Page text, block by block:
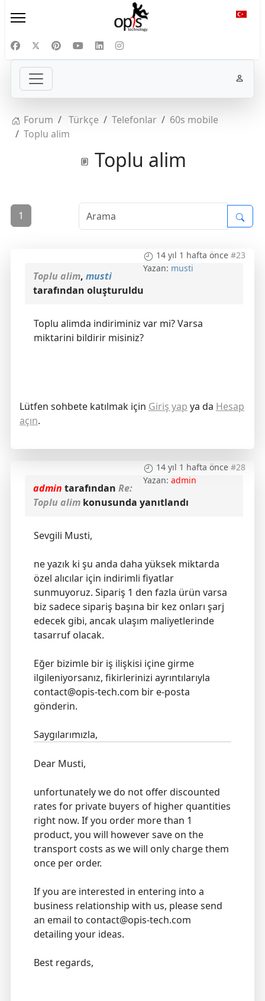
Forum Türkçe Telefonlar
60s mobile
Toplu alim
Toplu alim
1
14 yıl 1 hafta önce #23
Yazan: musti
Toplu alim, musti
tarafından oluşturuldu
Toplu alimda indiriminiz var mi? Varsa
miktarini bildirir misiniz?
Lütfen sohbete katılmak için Giriş yap ya da Hesap
açın.
14 yıl 1 hafta önce #28
Yazan:admin
admin tarafından Re:
Toplu alimkonusunda yanıtlandı
Sevgili Musti,
ne yazık ki şu anda daha yüksek miktarda
özel alıcılar için indirimli fiyatlar
sunmuyoruz. Sipariş 1 den fazla ürün varsa
biz sadece sipariş başına bir kez onları şarj
edecek gibi, ancak ulaşım maliyetlerinde
tasarruf olacak.
Eğer bizimle bir iş ilişkisi içine girme
ilgileniyorsanız, fikirlerinizi ayrıntılarıyla
contact@opis-tech.com bir e-posta
gönderin.
Saygılarımızla,
Dear Musti,
unfortunately we do not offer discounted
rates for private buyers of higher quantities
right now. If you order more than 1
product, you will however save on the
transport costs as we will only charge them
once per order.
If you are interested in entering into a
business relationship with us, please send
an email to contact@opis-tech.com
detailing your ideas.
Best regards,